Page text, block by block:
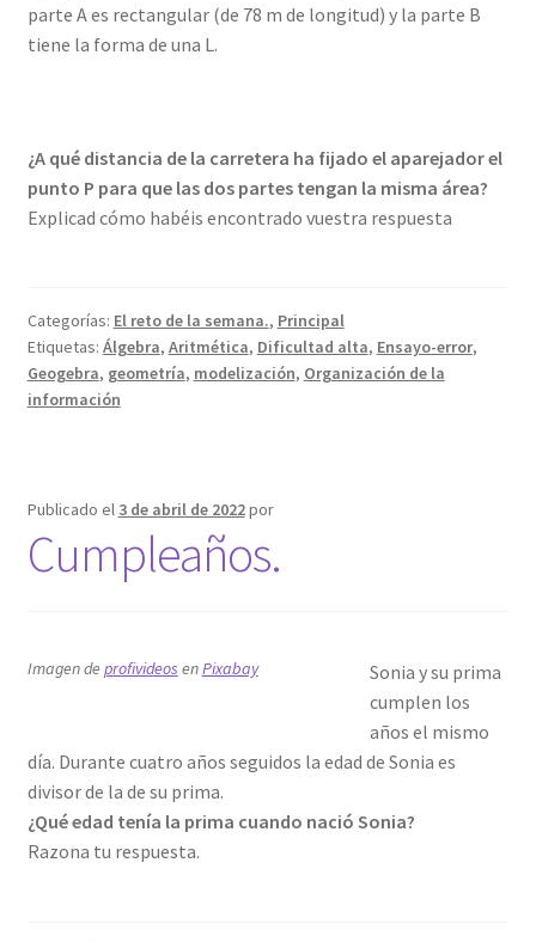
parte A es rectangular (de 78 m de longitud) y la parte B
tiene la forma de una L.
¿A qué distancia de la carretera ha fijado el aparejador el
punto P para que las dos partes tengan la misma área?
Explicad cómo habéis encontrado vuestra respuesta
Categorías: El reto de la semana., Principal
Etiquetas: Álgebra, Aritmética, Dificultad alta, Ensayo-error,
Geogebra, geometría, modelización, Organización de la
información
Publicado el 3 de abril de 2022por
Cumpleaños.
Imagen deprofivideos enPixabay
Sonia y su prima
cumplen los
años el mismo
día. Durante cuatro años seguidos la edad de Sonia es
divisor de la de su prima.
¿Qué edad tenía la prima cuando nació Sonia?
Razona tu respuesta.